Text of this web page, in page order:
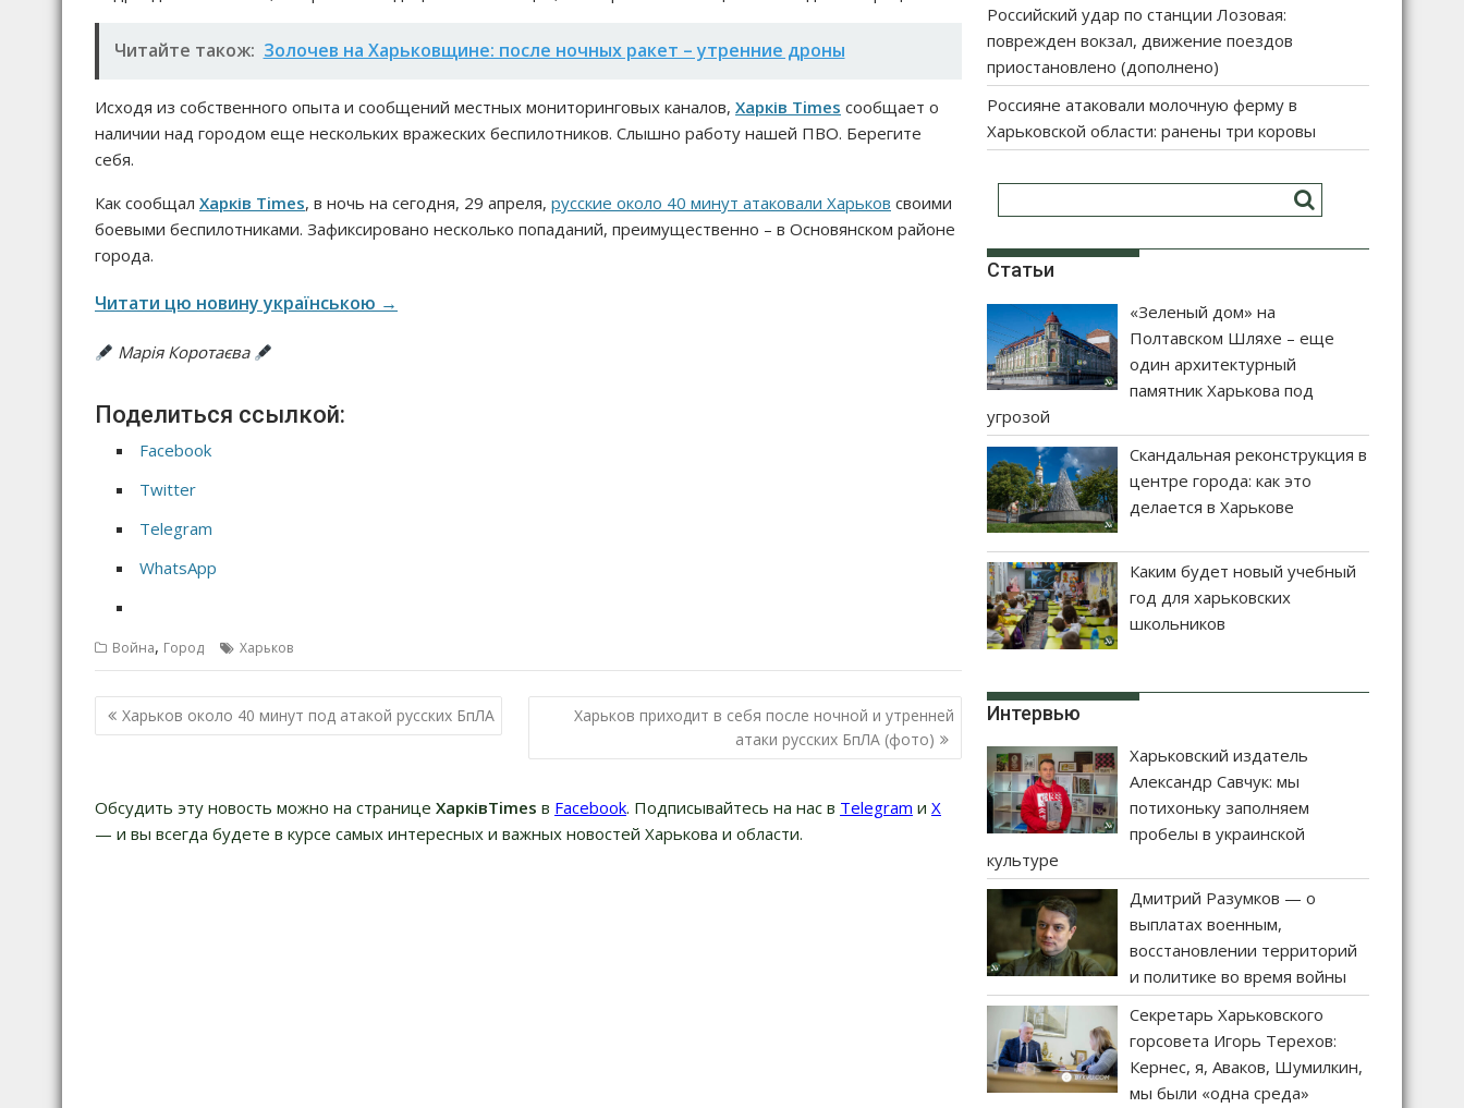
Читайте також: Золочев на Харьковщине: после ночных ракет – утренние дроны
Исходя из собственного опыта и сообщений местных мониторинговых каналов, Харків Times сообщает о
наличии над городом еще нескольких вражеских беспилотников. Слышно работу нашей ПВО. Берегите
себя.
Как сообщал Харків Times, в ночь на сегодня, 29 апреля, русские около 40 минут атаковали Харьков своими
боевыми беспилотниками. Зафиксировано несколько попаданий, преимущественно – в Основянском районе
города.
Читати цю новину українською →
Марія Коротаєва
Поделиться ссылкой:
Facebook
Twitter
Telegram
WhatsApp
Война, Город Харьков
Н
а
и
г
Харьков около 40 минут под атакой русских БпЛА
Харьков приходит в себя после ночной и утренней
атаки русских БпЛА (фото)
Обсудить эту новость можно на странице ХарківTimes в Facebook. Подписывайтесь на нас в Telegram и Х
— и вы всегда будете в курсе самых интересных и важных новостей Харькова и области.
Российский удар по станции Лозовая:
поврежден вокзал, движение поездов
приостановлено (дополнено)
Россияне атаковали молочную ферму в
Харьковской области: ранены три коровы
Статьи
«Зеленый дом» на
Полтавском Шляхе – еще
один архитектурный
памятник Харькова под
угрозой
Скандальная реконструкция в
центре города: как это
делается в Харькове
Каким будет новый учебный
год для харьковских
школьников
Интервью
Харьковский издатель
Александр Савчук: мы
потихоньку заполняем
пробелы в украинской
культуре
Дмитрий Разумков — о
выплатах военным,
восстановлении территорий
и политике во время войны
Секретарь Харьковского
горсовета Игорь Терехов:
Кернес, я, Аваков, Шумилкин,
мы были «одна среда»